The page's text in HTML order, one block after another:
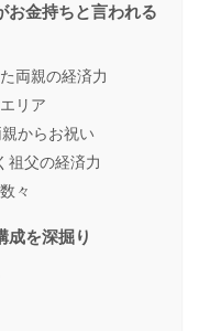
お金持ちと言われる
両親の経済力
リア
からお祝い
祖父の経済力
々
成を深掘り